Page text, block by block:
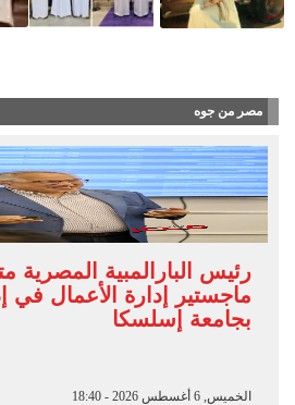
مصر من جوه
رئيس البارالمبية المصرية
ماجستير إدارة الأعمال في
بجامعة إسلسكا
الخميس, 6 أغسطس 2026 - 18:40